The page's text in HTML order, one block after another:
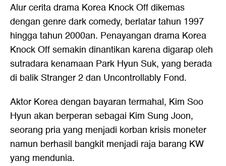
Alur cerita drama Korea Knock Off dikemas
dengan genre dark comedy, berlatar tahun 1997
hingga tahun 2000an. Penayangan drama Korea
Knock Off semakin dinantikan karena digarap oleh
sutradara kenamaan Park Hyun Suk, yang berada
di balik Stranger 2 dan Uncontrollably Fond.
Aktor Korea dengan bayaran termahal, Kim Soo
Hyun akan berperan sebagai Kim Sung Joon,
seorang pria yang menjadi korban krisis moneter
namun berhasil bangkit menjadi raja barang KW
yang mendunia.